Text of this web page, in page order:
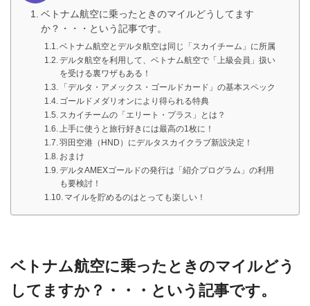
ベトナム航空に乗ったときのマイルどうしてます
か？・・・という記事です。
ベトナム航空とデルタ航空は同じ「スカイチーム」に所属
デルタ航空を利用して、ベトナム航空で「上級会員」扱い
を受ける裏ワザもある！
「デルタ・アメックス・ゴールドカード」の基本スペック
ゴールドメダリオンにより得られる特典
スカイチームの「エリート・プラス」とは？
上手に使うと旅行好きには最高の1枚に！
羽田空港（HND）にデルタスカイクラブ新設決定！
おまけ
デルタAMEXゴールドの発行は「紹介プログラム」の利用
も要検討！
マイルを貯めるのはとっても楽しい！
ベトナム航空に乗ったときのマイルどう
してますか？・・・という記事です。